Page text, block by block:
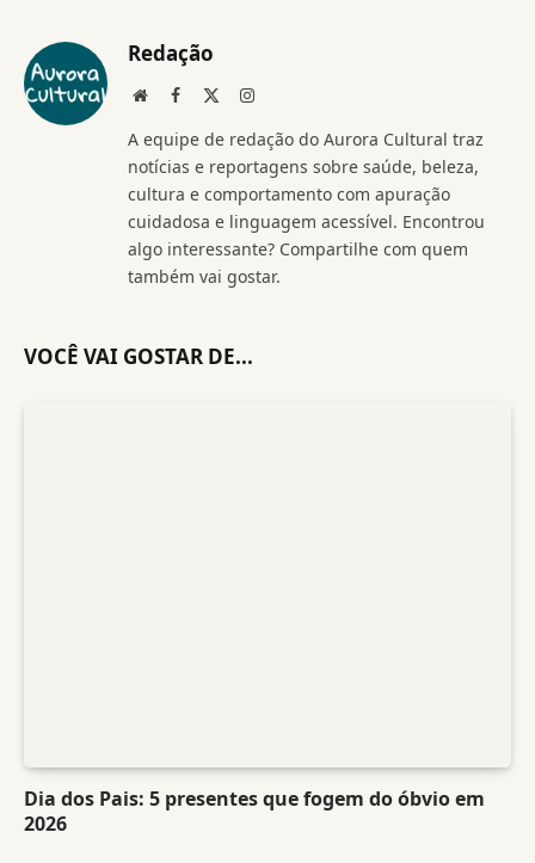
Redação
WebsiteFacebook Instagram
A equipe de redação do Aurora Cultural traz
notícias e reportagens sobre saúde, beleza,
cultura e comportamento com apuração
cuidadosa e linguagem acessível. Encontrou
algo interessante? Compartilhe com quem
também vai gostar.
VOCÊ VAI GOSTAR DE...
Dia dos Pais: 5 presentes que fogem do óbvio em
2026